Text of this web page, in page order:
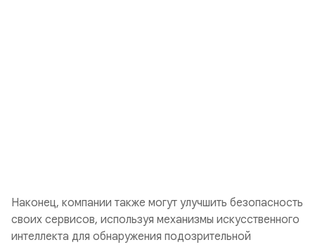
Наконец, компании также могут улучшить безопасность
своих сервисов, используя механизмы искусственного
интеллекта для обнаружения подозрительной